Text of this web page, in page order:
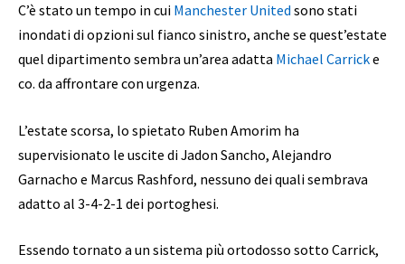
C’è stato un tempo in cui Manchester United sono stati
inondati di opzioni sul fianco sinistro, anche se quest’estate
quel dipartimento sembra un’area adatta Michael Carricke
co. da affrontare con urgenza.
L’estate scorsa, lo spietato Ruben Amorim ha
supervisionato le uscite di Jadon Sancho, Alejandro
Garnacho e Marcus Rashford, nessuno dei quali sembrava
adatto al 3-4-2-1 dei portoghesi.
Essendo tornato a un sistema più ortodosso sotto Carrick,